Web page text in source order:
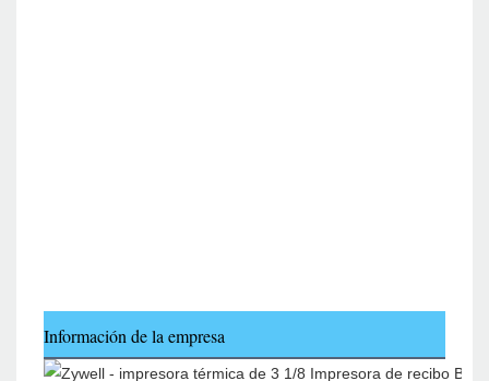
Información de la empresa